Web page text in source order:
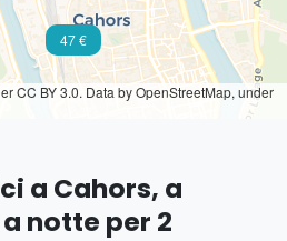
47 €
CC BY 3.0. Data by OpenStreetMap, under
a Cahors, a
notte per 2